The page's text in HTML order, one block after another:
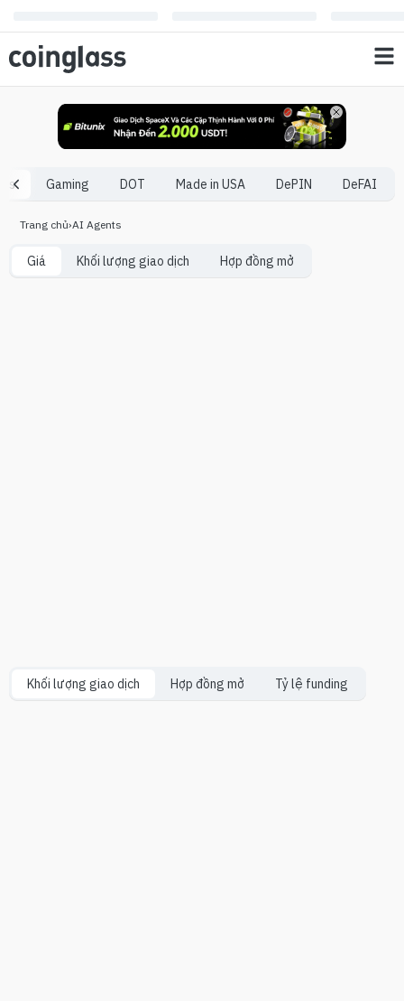
Gaming DOT Made in USA DePIN DeFAI
Trang chủ›AI Agents
Giá Khối lượng giao dịch Hợp đồng mở
Khối lượng giao dịch Hợp đồng mở Tỷ lệ funding